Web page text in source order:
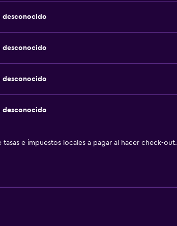
desconocido
desconocido
desconocido
desconocido
e impuestos locales a pagar al hacer check-out.